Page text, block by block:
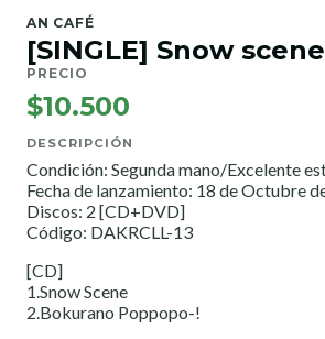
AN CAFÉ
[SINGLE] Snow scene
PRECIO
$10.500
DESCRIPCIÓN
Condición: Segunda mano/Excelente
Fecha de lanzamiento: 18 de Octubre
Discos: 2 [CD+DVD]
Código: DAKRCLL-13
[CD]
1.Snow Scene
2.Bokurano Poppopo-!